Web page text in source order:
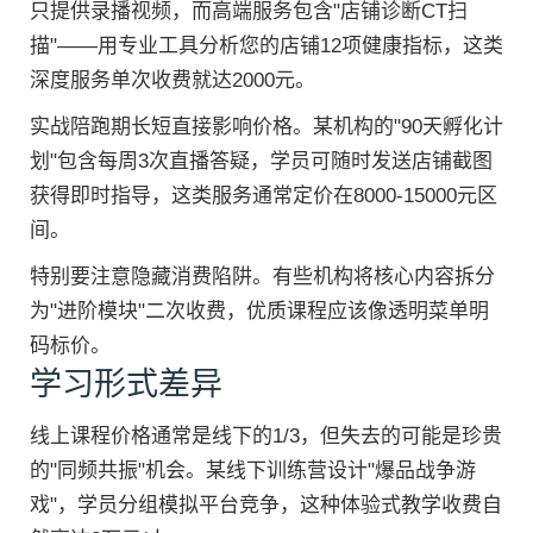
只提供录播视频，而高端服务包含"店铺诊断CT扫
描"——用专业工具分析您的店铺12项健康指标，这类
深度服务单次收费就达2000元。
实战陪跑期长短直接影响价格。某机构的"90天孵化计
划"包含每周3次直播答疑，学员可随时发送店铺截图
获得即时指导，这类服务通常定价在8000-15000元区
间。
特别要注意隐藏消费陷阱。有些机构将核心内容拆分
为"进阶模块"二次收费，优质课程应该像透明菜单明
码标价。
学习形式差异
线上课程价格通常是线下的1/3，但失去的可能是珍贵
的"同频共振"机会。某线下训练营设计"爆品战争游
戏"，学员分组模拟平台竞争，这种体验式教学收费自